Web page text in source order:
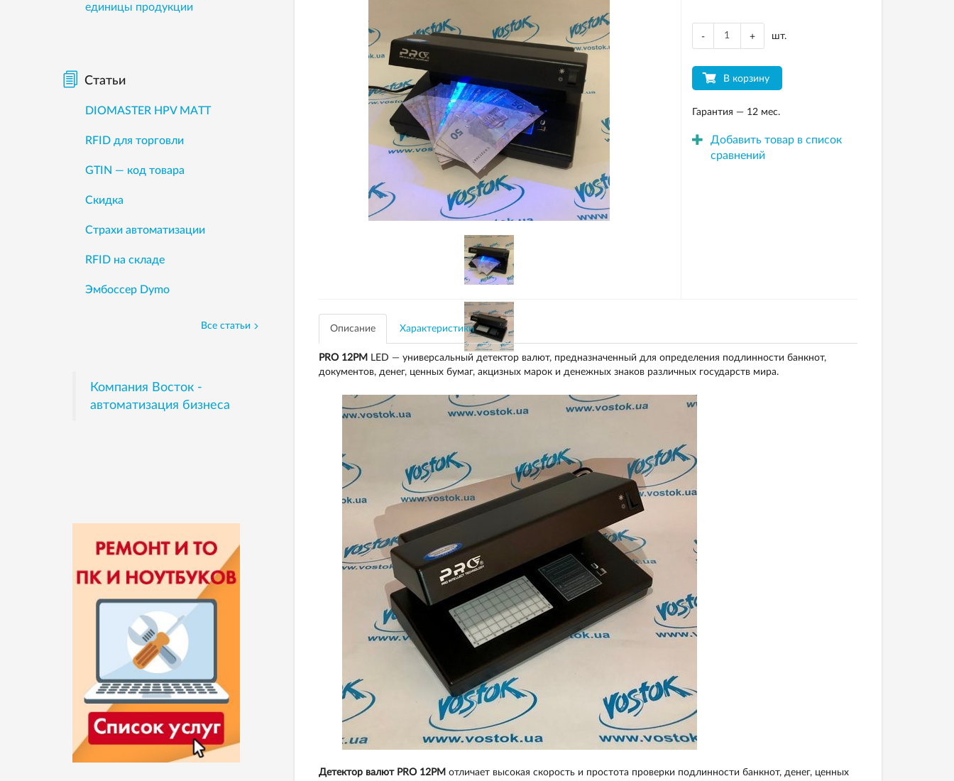
- + шт.
В корзину
Гарантия — 12 мес.
Добавить товар в список
сравнений
Описание Характеристики
PRO 12PM LED — универсальный детектор валют, предназначенный для определения подлинности банкнот,
документов, денег, ценных бумаг, акцизных марок и денежных знаков различных государств мира.
Детектор валют PRO 12PM отличает высокая скорость и простота проверки подлинности банкнот, денег, ценных
единицы продукции
Статьи
DIOMASTER HPV MATT
RFID для торговли
GTIN — код товара
Скидка
Страхи автоматизации
RFID на складе
Эмбоссер Dymo
Все статьи
Компания Восток -
автоматизация бизнеса